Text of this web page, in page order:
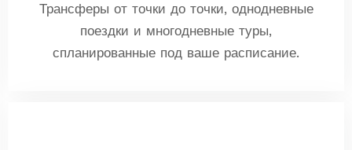
Трансферы от точки до точки, однодневные
поездки и многодневные туры,
спланированные под ваше расписание.